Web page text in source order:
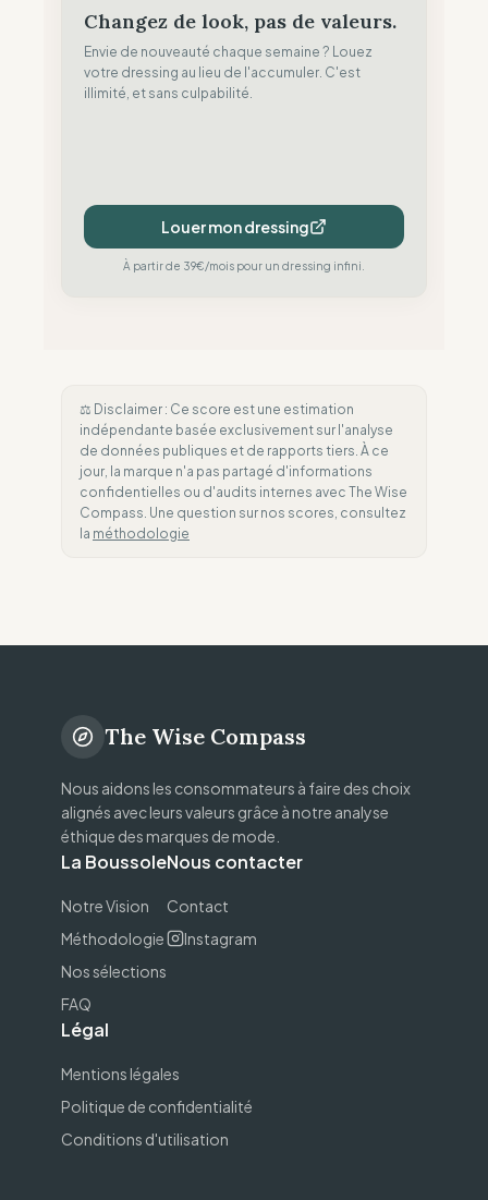
Changez de look, pas de valeurs.
Envie de nouveauté chaque semaine ? Louez
votre dressing au lieu de l'accumuler. C'est
illimité, et sans culpabilité.
Louer mon dressing
À partir de 39€/mois pour un dressing infini.
⚖️ Disclaimer : Ce score est une estimation
indépendante basée exclusivement sur l'analyse
de données publiques et de rapports tiers. À ce
jour, la marque n'a pas partagé d'informations
confidentielles ou d'audits internes avec The Wise
Compass. Une question sur nos scores, consultez
la méthodologie
The Wise Compass
Nous aidons les consommateurs à faire des choix
alignés avec leurs valeurs grâce à notre analyse
éthique des marques de mode.
La Boussole
Notre Vision
Méthodologie
Nos sélections
FAQ
Nous contacter
Contact
Instagram
Légal
Mentions légales
Politique de confidentialité
Conditions d'utilisation